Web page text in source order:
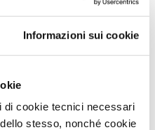
Informazioni sui cookie
di cookie tecnici necessari
stesso, nonché cookie